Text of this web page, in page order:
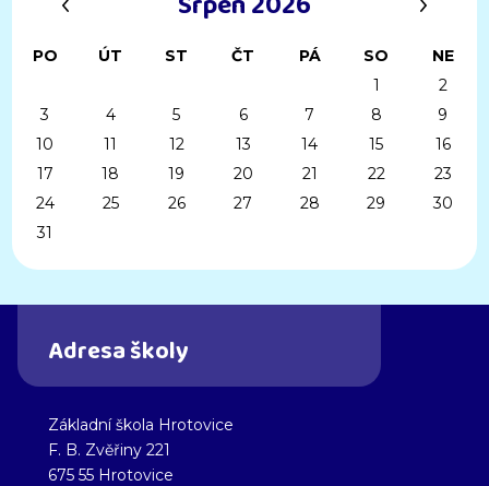
PO ÚT ST ČT PÁ SO
NE
1
2
3
4 5 6 7 8
9
10
11 12 13 14 15
16
17
18 19 20 21 22
23
24
25 26 27 28 29
30
31
Adresa školy
Základní škola Hrotovice
F. B. Zvěřiny 221
675 55 Hrotovice